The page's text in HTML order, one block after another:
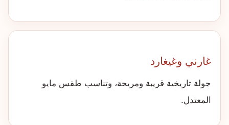
غارني وغيغارد
جولة تاريخية قريبة ومريحة، وتناسب طقس مايو
المعتدل.